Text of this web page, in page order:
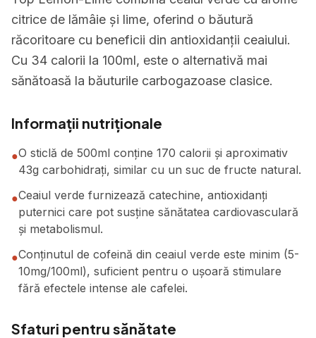
citrice de lămâie și lime, oferind o băutură
răcoritoare cu beneficii din antioxidanții ceaiului.
Cu 34 calorii la 100ml, este o alternativă mai
sănătoasă la băuturile carbogazoase clasice.
Informații nutriționale
●O sticlă de 500ml conține 170 calorii și aproximativ
43g carbohidrați, similar cu un suc de fructe natural.
●Ceaiul verde furnizează catechine, antioxidanți
puternici care pot susține sănătatea cardiovasculară
și metabolismul.
●Conținutul de cofeină din ceaiul verde este minim (5-
10mg/100ml), suficient pentru o ușoară stimulare
fără efectele intense ale cafelei.
Sfaturi pentru sănătate